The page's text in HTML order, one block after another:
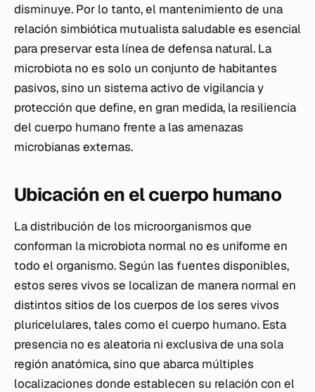
disminuye. Por lo tanto, el mantenimiento de una
relación simbiótica mutualista saludable es esencial
para preservar esta línea de defensa natural. La
microbiota no es solo un conjunto de habitantes
pasivos, sino un sistema activo de vigilancia y
protección que define, en gran medida, la resiliencia
del cuerpo humano frente a las amenazas
microbianas externas.
Ubicación en el cuerpo humano
La distribución de los microorganismos que
conforman la microbiota normal no es uniforme en
todo el organismo. Según las fuentes disponibles,
estos seres vivos se localizan de manera normal en
distintos sitios de los cuerpos de los seres vivos
pluricelulares, tales como el cuerpo humano. Esta
presencia no es aleatoria ni exclusiva de una sola
región anatómica, sino que abarca múltiples
localizaciones donde establecen su relación con el